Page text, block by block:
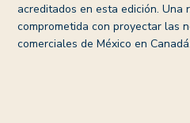
acreditados en esta edición. Una
comprometida con proyectar las
comerciales de México en Canadá.